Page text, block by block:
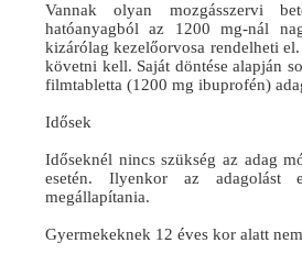
Vannak olyan mozgásszervi
hatóanyagból az 1200 mg-nál
kizárólag kezelőorvosa rendelheti
követni kell. Saját döntése alapján
filmtabletta (1200 mg ibuprofén)
Idősek
Időseknél nincs szükség az adag
esetén. Ilyenkor az adagolást
megállapítania.
Gyermekeknek 12 éves kor alatt